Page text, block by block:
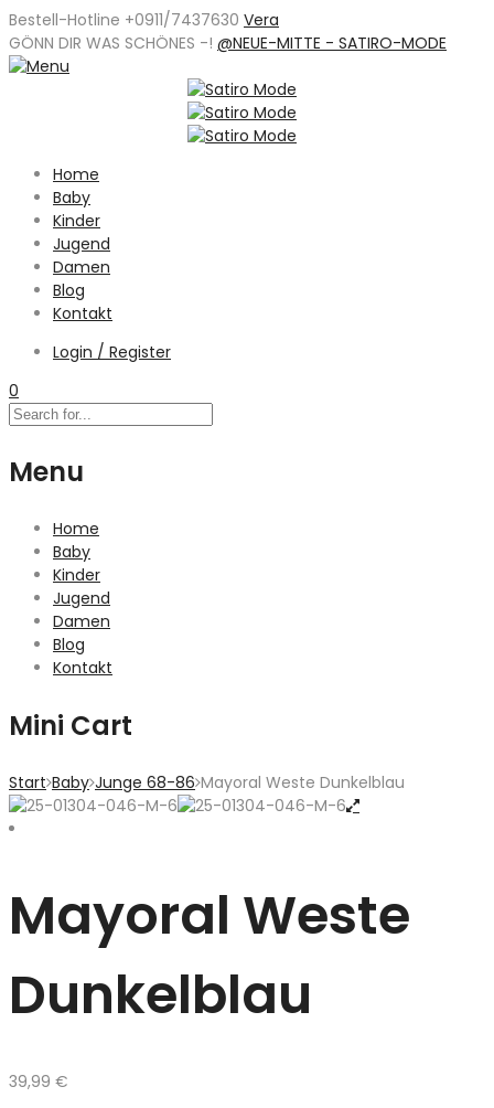
Bestell-Hotline +0911/7437630 Vera
GÖNN DIR WAS SCHÖNES -! @NEUE-MITTE - SATIRO-MODE
Home
Baby
Kinder
Jugend
Damen
Blog
Kontakt
Login / Register
0
Menu
Home
Baby
Kinder
Jugend
Damen
Blog
Kontakt
Mini Cart
Start Baby Junge 68-86 Mayoral Weste Dunkelblau
Mayoral Weste
Dunkelblau
39,99 €